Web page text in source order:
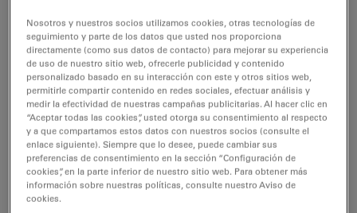
DFC9000
Brochure or flyer Certificados
DFC9000
BROCHURE OR FLYER
Nosotros y nuestros socios utilizamos cookies, otras tecnologías de
seguimiento y parte de los datos que usted nos proporciona
directamente (como sus datos de contacto) para mejorar su experiencia
de uso de nuestro sitio web, ofrecerle publicidad y contenido
personalizado basado en su interacción con este y otros sitios web,
permitirle compartir contenido en redes sociales, efectuar análisis y
medir la efectividad de nuestras campañas publicitarias. Al hacer clic en
“Aceptar todas las cookies”, usted otorga su consentimiento al respecto
y a que compartamos estos datos con nuestros socios (consulte el
enlace siguiente). Siempre que lo desee, puede cambiar sus
preferencias de consentimiento en la sección “Configuración de
cookies”, en la parte inferior de nuestro sitio web. Para obtener más
información sobre nuestras políticas, consulte nuestro Aviso de
cookies.